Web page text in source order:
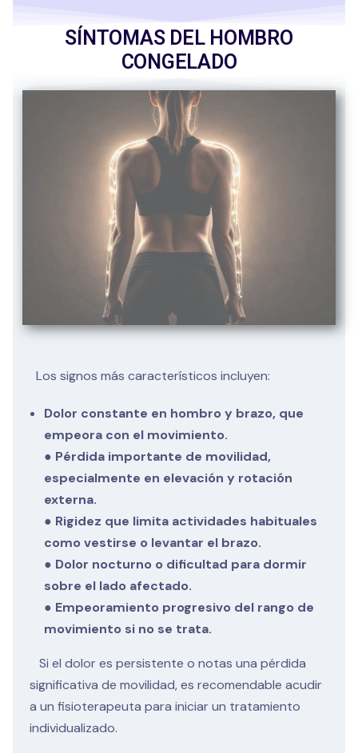
SÍNTOMAS DEL HOMBRO
CONGELADO
Los signos más característicos incluyen:
Dolor constante en hombro y brazo, que
empeora con el movimiento.
● Pérdida importante de movilidad,
especialmente en elevación y rotación
externa.
● Rigidez que limita actividades habituales
como vestirse o levantar el brazo.
● Dolor nocturno o dificultad para dormir
sobre el lado afectado.
● Empeoramiento progresivo del rango de
movimiento si no se trata.
Si el dolor es persistente o notas una pérdida
significativa de movilidad, es recomendable acudir
a un fisioterapeuta para iniciar un tratamiento
individualizado.